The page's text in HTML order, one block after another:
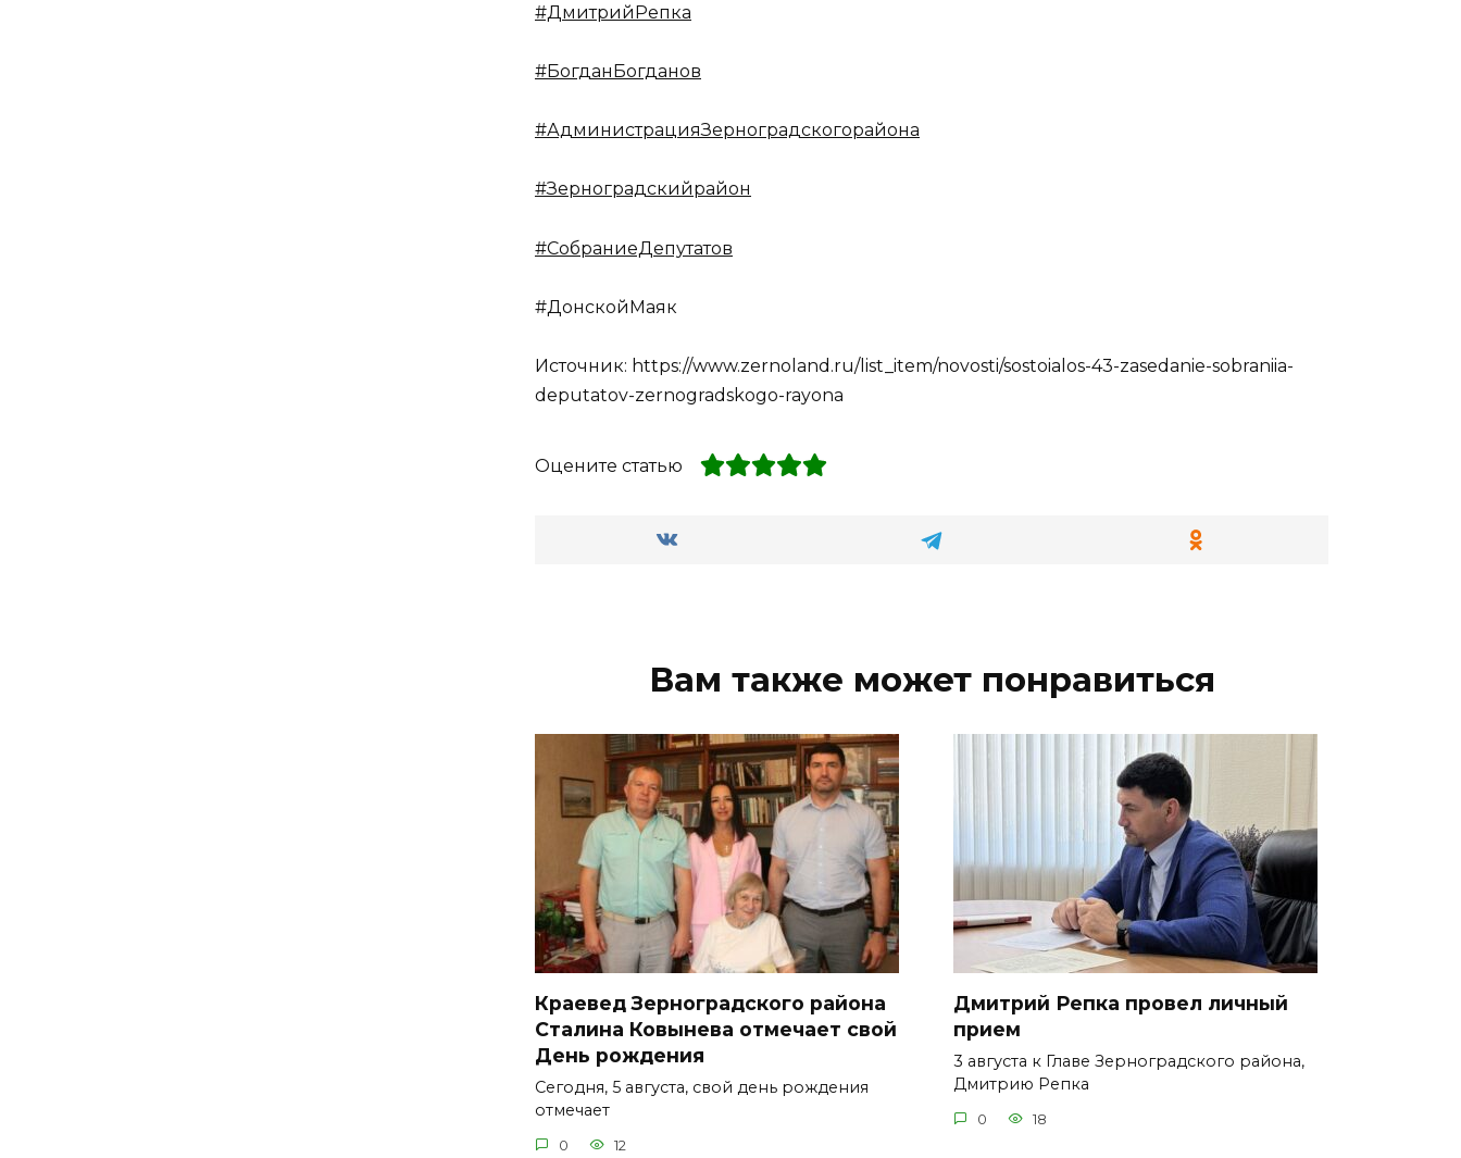
#ДмитрийРепка
#БогданБогданов
#АдминистрацияЗерноградскогорайона
#Зерноградскийрайон
#СобраниеДепутатов
#ДонскойМаяк
Источник: https://www.zernoland.ru/list_item/novosti/sostoialos-43-zasedanie-sobraniia-
deputatov-zernogradskogo-rayona
Оцените статью
Вам также может понравиться
Краевед Зерноградского района
Сталина Ковынева отмечает свой
День рождения
Сегодня, 5 августа, свой день рождения
отмечает
0 12
Дмитрий Репка провел личный
прием
3 августа к Главе Зерноградского района,
Дмитрию Репка
0 18